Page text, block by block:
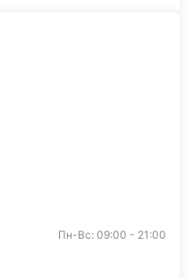
Пн-Вс: 09:00 - 21:00